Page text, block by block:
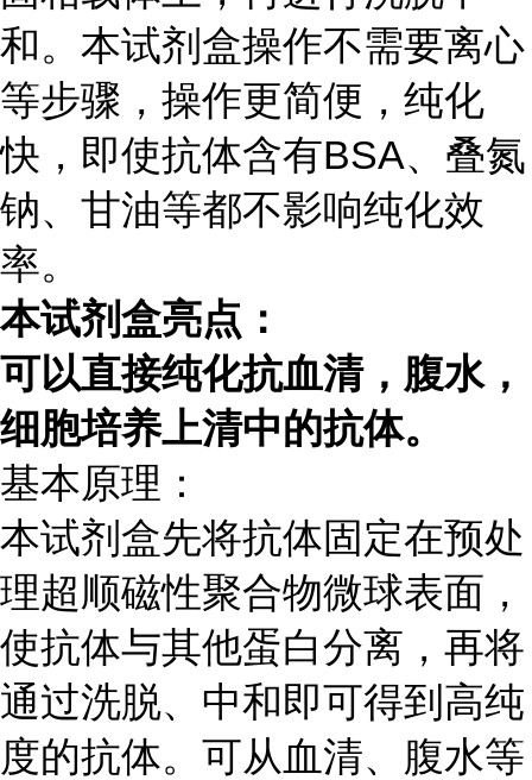
和。本试剂盒操作不需要离心
等步骤，操作更简便，纯化
快，即使抗体含有BSA、叠氮
钠、甘油等都不影响纯化效
率。
本试剂盒亮点：
可以直接纯化抗血清，腹水，
细胞培养上清中的抗体。
基本原理：
本试剂盒先将抗体固定在预处
理超顺磁性聚合物微球表面，
使抗体与其他蛋白分离，再将
通过洗脱、中和即可得到高纯
度的抗体。 可从血清、腹水等